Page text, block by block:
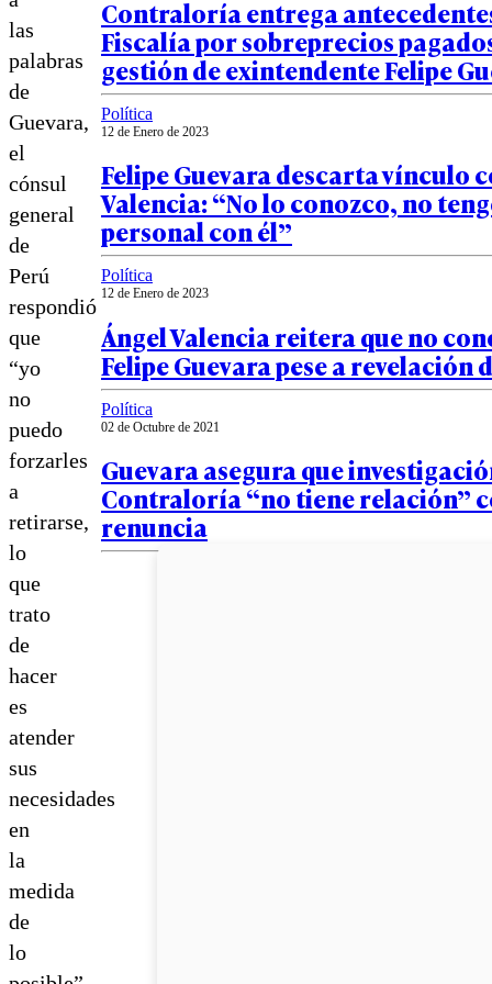
las
palabras
de
Guevara,
el
cónsul
general
de
Perú
respondió
que
“yo
no
puedo
forzarles
a
retirarse,
lo
que
trato
de
hacer
es
atender
sus
necesidades
en
la
medida
de
lo
Contraloría entrega
Fiscalía por sobreprecios
gestión de exintendente Felipe
Política
12 de Enero de 2023
Felipe Guevara descarta vínculo
Valencia: “No lo conozco, no
personal con él”
Política
12 de Enero de 2023
Ángel Valencia reitera que no
Felipe Guevara pese a revelación
Política
02 de Octubre de 2021
Guevara asegura que
Contraloría “no tiene relación”
renuncia